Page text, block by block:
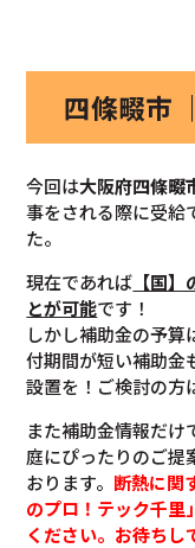
四條畷市
今回は大阪府四條畷
事をされる際に受給
た。
現在であれば 【国
とが可能です！
しかし補助金の予
付期間が短い補助金
設置を！ご検討の方
また補助金情報だけ
庭にぴったりのご提
おります。 断熱に関
のプロ！テック千里
ください。お待ちし